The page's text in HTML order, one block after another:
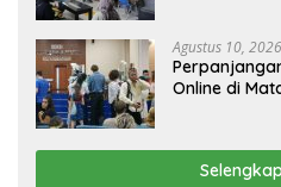
Agustus 10, 2026
Online di